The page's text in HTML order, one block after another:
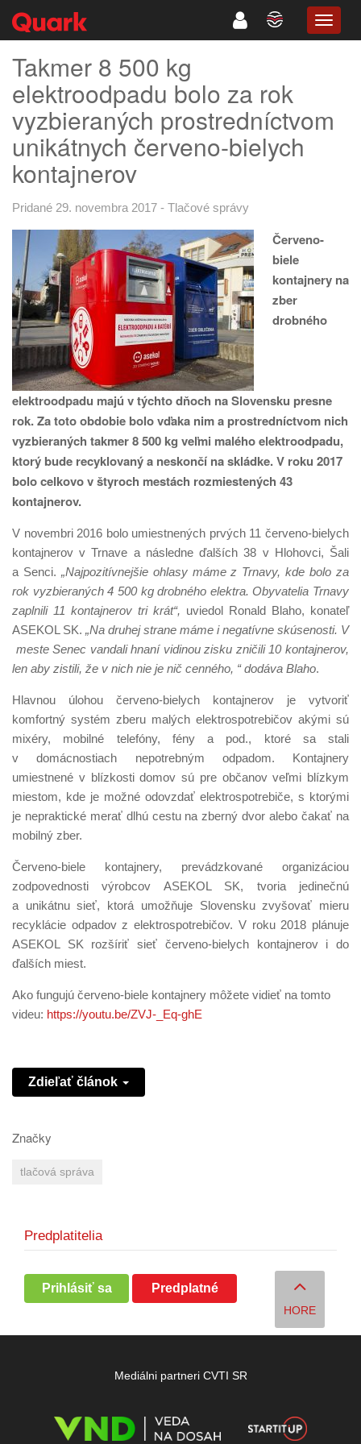
Takmer 8 500 kg
elektroodpadu bolo za rok
vyzbieraných prostredníctvom
unikátnych červeno-bielych
kontajnerov
Pridané 29. novembra 2017 - Tlačové správy
Červeno-
biele
kontajnery na
zber
drobného
elektroodpadu majú v týchto dňoch na Slovensku presne
rok. Za toto obdobie bolo vďaka nim a prostredníctvom nich
vyzbieraných takmer 8 500 kg veľmi malého elektroodpadu,
ktorý bude recyklovaný a neskončí na skládke. V roku 2017
bolo celkovo v štyroch mestách rozmiestených 43
kontajnerov.
V novembri 2016 bolo umiestnených prvých 11 červeno-bielych
kontajnerov v Trnave a následne ďalších 38 v Hlohovci, Šali
a Senci. „Najpozitívnejšie ohlasy máme z Trnavy, kde bolo za
rok vyzbieraných 4 500 kg drobného elektra. Obyvatelia Trnavy
zaplnili 11 kontajnerov tri krát“, uviedol Ronald Blaho, konateľ
ASEKOL SK. „Na druhej strane máme i negatívne skúsenosti. V
meste Senec vandali hnaní vidinou zisku zničili 10 kontajnerov,
len aby zistili, že v nich nie je nič cenného, “ dodáva Blaho.
Hlavnou úlohou červeno-bielych kontajnerov je vytvoriť
komfortný systém zberu malých elektrospotrebičov akými sú
mixéry, mobilné telefóny, fény a pod., ktoré sa stali
v domácnostiach nepotrebným odpadom. Kontajnery
umiestnené v blízkosti domov sú pre občanov veľmi blízkym
miestom, kde je možné odovzdať elektrospotrebiče, s ktorými
je nepraktické merať dlhú cestu na zberný dvor alebo čakať na
mobilný zber.
Červeno-biele kontajnery, prevádzkované organizáciou
zodpovednosti výrobcov ASEKOL SK, tvoria jedinečnú
a unikátnu sieť, ktorá umožňuje Slovensku zvyšovať mieru
recyklácie odpadov z elektrospotrebičov. V roku 2018 plánuje
ASEKOL SK rozšíriť sieť červeno-bielych kontajnerov i do
ďalších miest.
Ako fungujú červeno-biele kontajnery môžete vidieť na tomto
videu: https://youtu.be/ZVJ-_Eq-ghE
Zdieľať článok
Značky
tlačová správa
Predplatitelia
Prihlásiť sa Predplatné
HORE
Mediálni partneri CVTI SR